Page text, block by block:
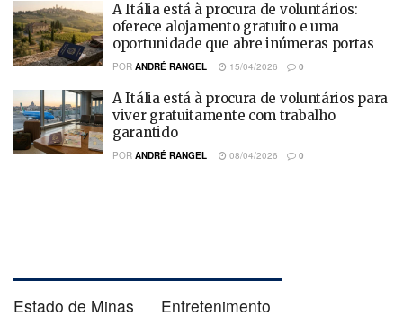
A Itália está à procura de voluntários:
oferece alojamento gratuito e uma
oportunidade que abre inúmeras portas
POR ANDRÉ RANGEL 15/04/2026 0
A Itália está à procura de voluntários para
viver gratuitamente com trabalho
garantido
POR ANDRÉ RANGEL 08/04/2026 0
Estado de Minas Entretenimento